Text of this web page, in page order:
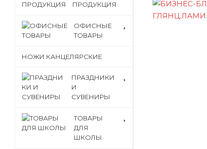
ПРОДУКЦИЯ
ОФИСНЫЕ
ТОВАРЫ
НОЖИ КАНЦЕЛЯРСКИЕ
ПРАЗДНИКИ
И
СУВЕНИРЫ
ТОВАРЫ
ДЛЯ
ШКОЛЫ